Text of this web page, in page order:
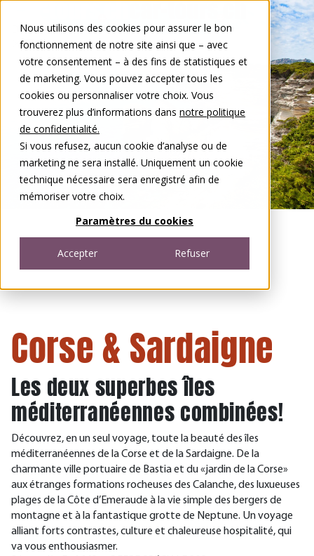
Nous utilisons des cookies pour assurer le bon
fonctionnement de notre site ainsi que – avec
votre consentement – à des fins de statistiques et
de marketing. Vous pouvez accepter tous les
cookies ou personnaliser votre choix. Vous
trouverez plus d’informations dans notre politique
de confidentialité.
Si vous refusez, aucun cookie d’analyse ou de
marketing ne sera installé. Uniquement un cookie
technique nécessaire sera enregistré afin de
mémoriser votre choix.
Paramètres du cookies
Accepter Refuser
DEFR
Open menu
Corse & Sardaigne
Les deux superbes îles
méditerranéennes combinées!
Découvrez, en un seul voyage, toute la beauté des îles
méditerranéennes de la Corse et de la Sardaigne. De la
charmante ville portuaire de Bastia et du «jardin de la Corse»
aux étranges formations rocheuses des Calanche, des luxueuses
plages de la Côte d’Emeraude à la vie simple des bergers de
montagne et à la fantastique grotte de Neptune. Un voyage
alliant forts contrastes, culture et chaleureuse hospitalité, qui
va vous enthousiasmer.